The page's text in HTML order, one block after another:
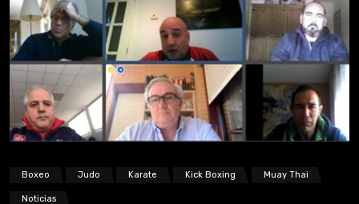
Boxeo Judo Karate Kick Boxing Muay Thai
Noticias